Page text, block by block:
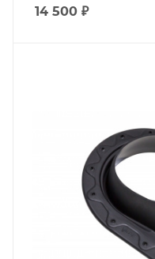
14 500 ₽